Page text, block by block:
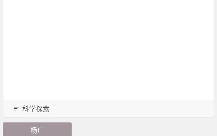
科学探索
杨广